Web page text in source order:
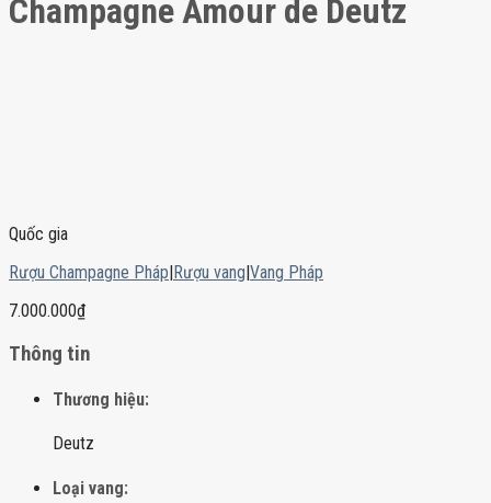
Champagne Amour de Deutz
Quốc gia
Rượu Champagne Pháp|Rượu vang|Vang Pháp
7.000.000₫
Thông tin
Thương hiệu:
Deutz
Loại vang: